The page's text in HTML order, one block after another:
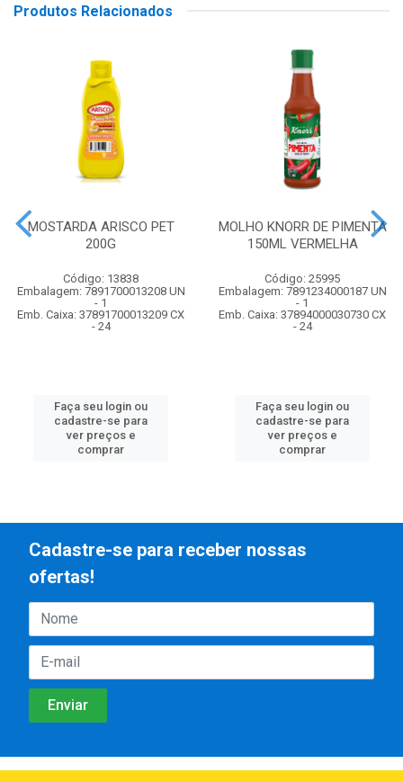
Produtos Relacionados
MOSTARDA ARISCO PET
200G
Código: 13838
Embalagem: 7891700013208 UN
- 1
Emb. Caixa: 37891700013209 CX
- 24
Faça seu login ou
cadastre-se para
ver preços e
comprar
MOLHO KNORR DE PIMENTA
150ML VERMELHA
Código: 25995
Embalagem: 7891234000187 UN
- 1
Emb. Caixa: 37894000030730 CX
- 24
Faça seu login ou
cadastre-se para
ver preços e
comprar
Cadastre-se para receber nossas
ofertas!